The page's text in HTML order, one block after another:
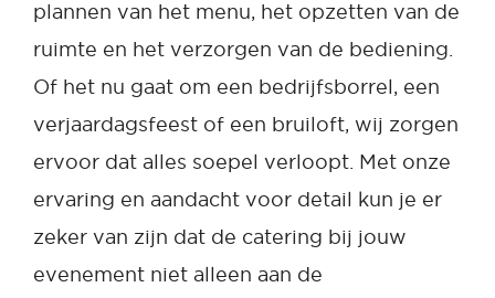
plannen van het menu, het opzetten van de
ruimte en het verzorgen van de bediening.
Of het nu gaat om een bedrijfsborrel, een
verjaardagsfeest of een bruiloft, wij zorgen
ervoor dat alles soepel verloopt. Met onze
ervaring en aandacht voor detail kun je er
zeker van zijn dat de catering bij jouw
evenement niet alleen aan de